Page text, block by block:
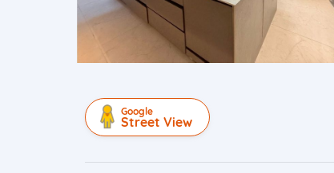
Google
Street View